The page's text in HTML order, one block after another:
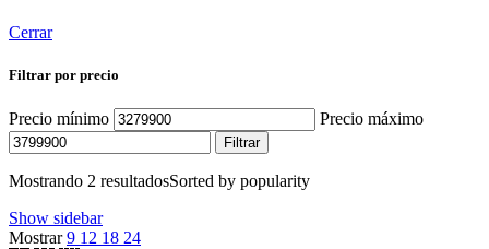
Cerrar
Filtrar por precio
Precio mínimo Precio máximo
Filtrar
Mostrando 2 resultadosSorted by popularity
Show sidebar
Mostrar9 12 18 24